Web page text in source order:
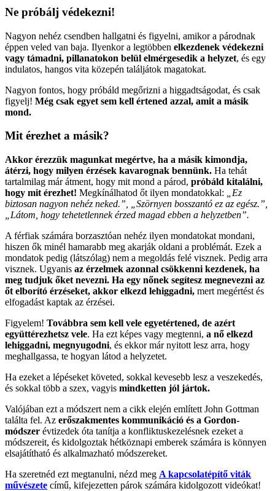
Ne próbálj védekezni!
Nagyon nehéz csendben hallgatni és figyelni, amikor a párodnak
éppen veled van baja. Ilyenkor a legtöbben elkezdenek védekezni
vagy támadni, pillanatokon belül elmérgesedik a helyzet, és egy
indulatos, hangos vita közepén találjátok magatokat.
Nagyon fontos, hogy próbáld megőrizni a higgadtságodat, és csak
figyelj! Még csak egyet sem kell értened azzal, amit a másik
mond.
Mit érezhet a másik?
Akkor érezzük magunkat megértve, ha a másik kimondja,
átérzi, hogy milyen érzések kavarognak bennünk. Ha tehát
tartalmilag már átment, hogy mit mond a párod, próbáld kitalálni,
hogy mit érezhet! Megkínálhatod őt ilyen mondatokkal:
„Ez
biztosan nagyon nehéz neked.”, „Szörnyen bosszantó ez az egész.”,
„Látom, hogy tehetetlennek érzed magad ebben a helyzetben”.
A férfiak számára borzasztóan nehéz ilyen mondatokat mondani,
hiszen ők minél hamarabb meg akarják oldani a problémát. Ezek a
mondatok pedig (látszólag) nem a megoldás felé visznek. Pedig arra
visznek. Ugyanis az érzelmek azonnal csökkenni kezdenek, ha
meg tudjuk őket nevezni. Ha egy nőnek segítesz megnevezni az
őt elborító érzéseket, akkor elkezd lehiggadni, mert megértést és
elfogadást kaptak az érzései.
Figyelem! Továbbra sem kell vele egyetértened, de azért
együttérezhetsz vele. Ha ezt képes vagy megtenni, a nő elkezd
lehiggadni, megnyugodni, és ekkor már nyitott lesz arra, hogy
meghallgassa, te hogyan látod a helyzetet.
Ha ezeket a lépéseket követed, sokkal kevesebb lesz a veszekedés,
és sokkal több a szex, vagyis mindketten jól jártok.
Valójában ezt a módszert nem a cikk elején említett John Gottman
találta fel. Az erőszakmentes kommunikáció és a Gordon-
módszer évtizedek óta tanítja a konfliktuskezelésnek ezeket a
módszereit, és kidolgoztak hétköznapi emberek számára is könnyen
elsajátítható és alkalmazható módszereket.
Ha szeretnéd ezt megtanulni, nézd meg A kapcsolatépítő viták
művészete című, kifejezetten párok számára kidolgozott videókat!